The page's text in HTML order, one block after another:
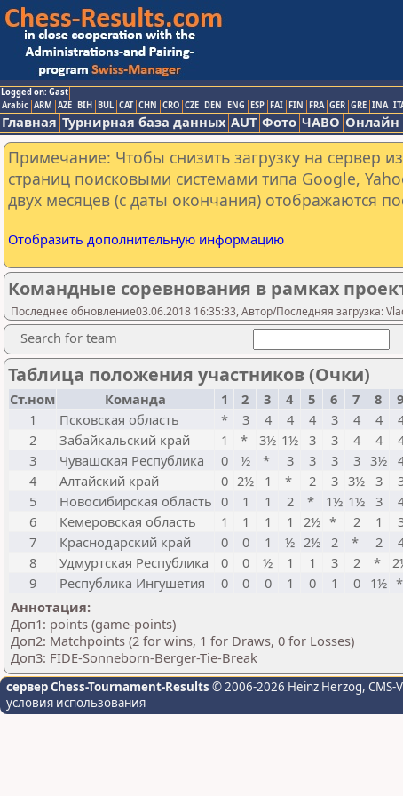
Logged on: Gast
Arabic ARM AZE BIH BUL CAT CHN CRO CZE DEN ENG ESP FAI FIN FRA GER GRE INA
Главная Турнирная база данных AUT Фото ЧАВО Онлайн
Примечание: Чтобы снизить загрузку на сервер
страниц поисковыми системами типа Google,
двух месяцев (с даты окончания) отображаются
Отобразить дополнительную информацию
Командные соревнования в рамках
Последнее обновление03.06.2018 16:35:33, Автор/Последняя загрузка:
Search for team
Таблица положения участников (Очки)
Ст.ном Команда 1 2 3 4 5 6 7 8 9
1
Псковская область * 3 4 4 4 3 4 4
2
Забайкальский край 1 * 3½ 1½ 3 3 4 4
3
Чувашская Республика 0 ½ * 3 3 3 3 3½
4
Алтайский край 0 2½ 1 * 2 3 3½ 3
5
Новосибирская область 0 1 1 2 * 1½ 1½ 3
6
Кемеровская область 1 1 1 1 2½ * 2 1
7
Краснодарский край 0 0 1 ½ 2½ 2 * 2
8
Удмуртская Республика 0 0 ½ 1 1 3 2 *
9
Республика Ингушетия 0 0 0 1 0 1 0 1½ *
Аннотация:
Доп1: points (game-points)
Доп2: Matchpoints (2 for wins, 1 for Draws, 0 for Losses)
Доп3: FIDE-Sonneborn-Berger-Tie-Break
сервер Chess-Tournament-Results © 2006-2026 Heinz Herzog,
условия использования